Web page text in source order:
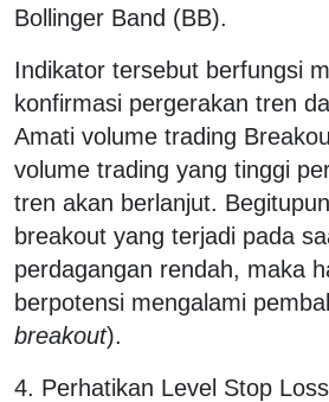
Bollinger Band (BB).
Indikator tersebut berfungsi
konfirmasi pergerakan tren
Amati volume trading
volume trading yang tinggi
tren akan berlanjut.
breakout yang terjadi pada
perdagangan rendah, maka
berpotensi mengalami
breakout).
4. Perhatikan Level Stop